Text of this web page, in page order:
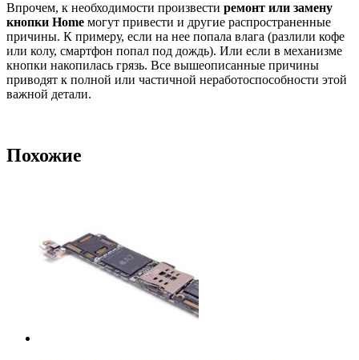
Впрочем, к необходимости произвести ремонт или замену
кнопки Home могут привести и другие распространенные
причины. К примеру, если на нее попала влага (разлили кофе
или колу, смартфон попал под дождь). Или если в механизме
кнопки накопилась грязь. Все вышеописанные причины
приводят к полной или частичной неработоспособности этой
важной детали.
Похожие